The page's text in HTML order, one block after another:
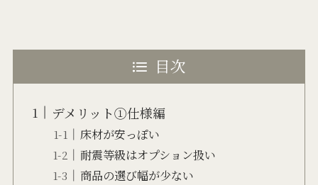
目次
デメリット①仕様編
床材が安っぽい
耐震等級はオプション扱い
商品の選び幅が少ない